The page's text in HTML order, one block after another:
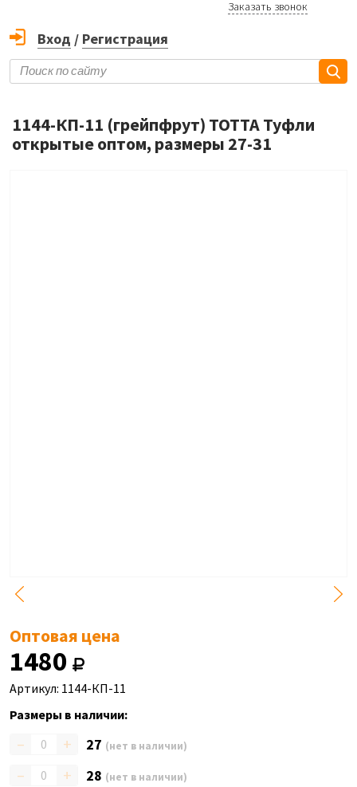
Заказать звонок
Вход / Регистрация
1144-КП-11 (грейпфрут) ТОТТА Туфли
открытые оптом, размеры 27-31
Оптовая цена
1480
Артикул: 1144-КП-11
Размеры в наличии:
– + 27 (нет в наличии)
– + 28 (нет в наличии)